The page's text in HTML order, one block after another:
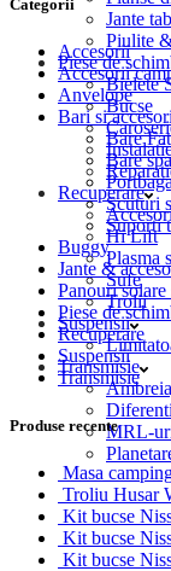
Jante
Piulite
Piese de
Bielete
Bucse
Recuperare
Hi Lift
Plasma
Sufe
Trolii
Suspensii
Transmisie
MRL-
Categorii
Accesorii
Accesorii
Anvelope
Bari si
Bare
Bare
Scuturi
Suporti
Buggy
Jante &
Panouri solare
Piese de
Recuperare
Suspensii
Transmisie
Produse recente
Masa
Troliu Husar
Kit bucse
Kit bucse
Kit bucse